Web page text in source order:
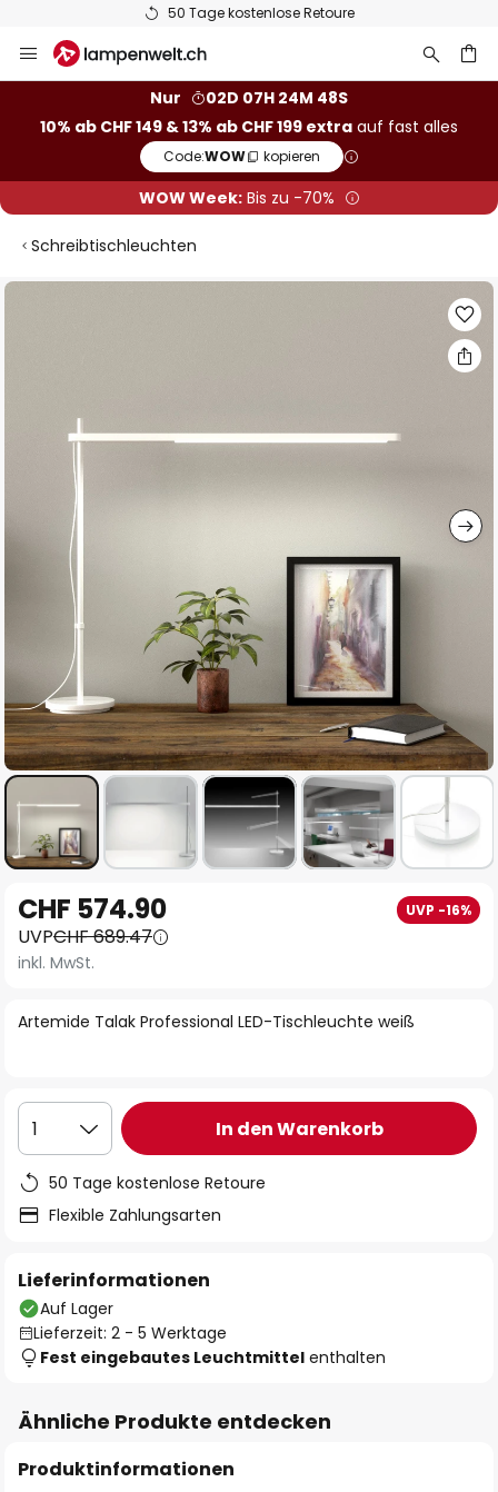
50 Tage kostenlose Retoure
Inhalt
Nur
02D 07H 24M 47S
10% ab CHF 149 & 13% ab CHF 199 extra auf fast alles
Code:WOW kopieren
WOW Week:Bis zu -70%
Schreibtischleuchten
Zum
Anfang
der
Bildgalerie
Artemide Talak Professional LED-Tischleuchte weiß
CHF 574.90 UVP -16%
UVPCHF 689.47
inkl. MwSt.
1 In den Warenkorb
50 Tage kostenlose Retoure
Flexible Zahlungsarten
Lieferinformationen
Auf Lager
Lieferzeit: 2 - 5 Werktage
Fest eingebautes Leuchtmittel enthalten
Ähnliche Produkte entdecken
Produktinformationen